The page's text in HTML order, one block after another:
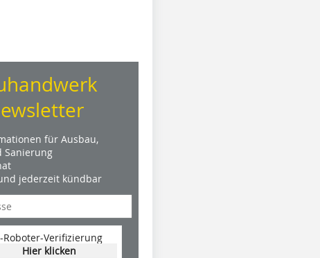
für Ausbau,
Sanierung
jederzeit kündbar
Roboter-Verifizierung
Hier klicken